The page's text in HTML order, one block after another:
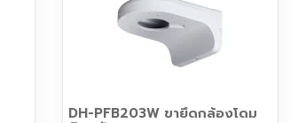
DH-PFB203W ขายึดกล้องโดม